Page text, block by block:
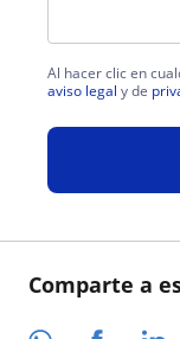
Comparte a
Al hacer clic en
aviso legal y de